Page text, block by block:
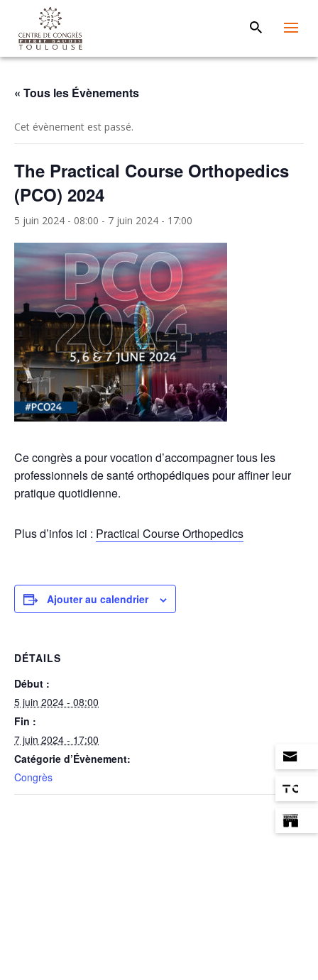
« Tous les Évènements
Cet évènement est passé.
The Practical Course Orthopedics
(PCO) 2024
5 juin 2024 - 08:00 - 7 juin 2024 - 17:00
Ce congrès a pour vocation d’accompagner tous les
professionnels de santé orthopédiques pour affiner leur
pratique quotidienne.
Plus d’infos ici : Practical Course Orthopedics
Ajouter au calendrier
DÉTAILS
Début :
5 juin 2024 - 08:00
Fin :
7 juin 2024 - 17:00
Catégorie d’Évènement:
Congrès